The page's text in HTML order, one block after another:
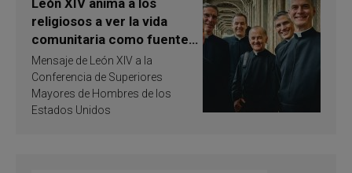
religiosos a ver la vida
comunitaria como fuente
de inspiración y
santificación
Mensaje de León XIV a la
Conferencia de Superiores
Mayores de Hombres de los
Estados Unidos